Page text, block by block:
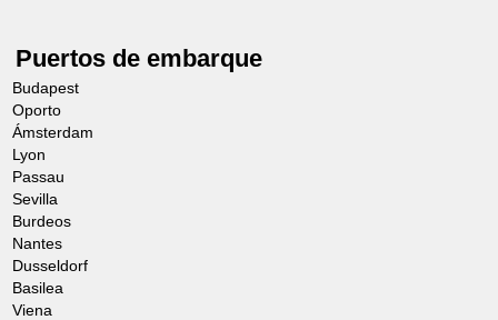
Puertos de embarque
Budapest
Oporto
Ámsterdam
Lyon
Passau
Sevilla
Burdeos
Nantes
Dusseldorf
Basilea
Viena